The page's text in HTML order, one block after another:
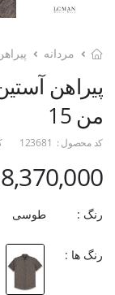
مردانه
پیراهن
من 15
کد محصول : 123681
8,370,000 تومان
رنگ : طوسی
رنگ ها :